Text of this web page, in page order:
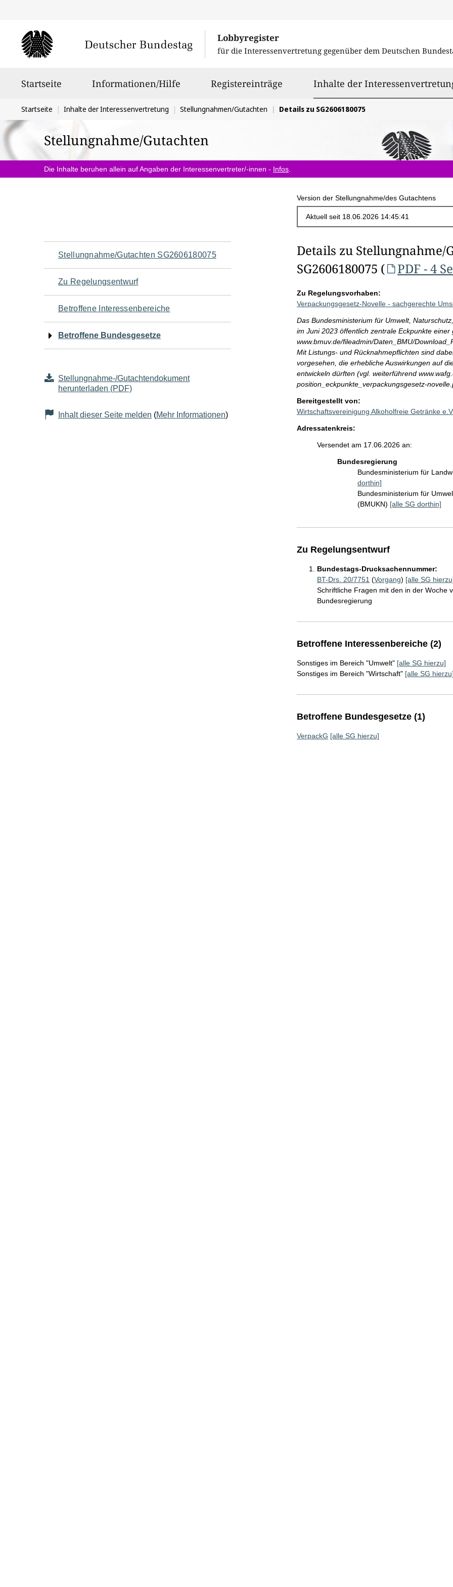
Lobbyregister
für die Interessenvertretung gegenüber dem Deutschen
Startseite Informationen/Hilfe Registereinträge Inhalte der
Sie
befinden
sich
hier:
Startseite Inhalte der Interessenvertretung Stellungnahmen/Gutachten Details zu SG2606180075
Stellungnahme/Gutachten
Die Inhalte beruhen allein auf Angaben der Interessenvertreter/-innen - Infos
Version der Stellungnahme/des Gutachtens
Navigation
für
den
Seiteninhalt
Stellungnahme/Gutachten SG2606180075
Zu Regelungsentwurf
Betroffene Interessenbereiche
Betroffene Bundesgesetze
Stellungnahme-/Gutachtendokument
herunterladen (PDF)
Inhalt dieser Seite melden (Mehr Informationen)
Details zu Stellungnahme/
SG2606180075 (
PDF - 4
Zu Regelungsvorhaben:
Verpackungsgesetz-Novelle - sachgerechte
Das Bundesministerium für Umwelt,
im Juni 2023 öffentlich zentrale Eckpunkte
www.bmuv.de/fileadmin/Daten_BMU/
Mit Listungs- und Rücknahmepflichten sind
vorgesehen, die erhebliche Auswirkungen auf
entwickeln dürften (vgl. weiterführend
position_eckpunkte_verpackungsgesetz-
Bereitgestellt von:
Wirtschaftsvereinigung Alkoholfreie Getränke
Adressatenkreis:
Versendet am 17.06.2026 an:
Bundesregierung
Bundesministerium für
dorthin]
Bundesministerium für
(BMUKN) [alle SG dorthin]
Zu Regelungsentwurf
Bundestags-Drucksachennummer:
BT-Drs. 20/7751 (Vorgang) [alle SG
Schriftliche Fragen mit den in der Woche
Bundesregierung
Betroffene Interessenbereiche (2)
Sonstiges im Bereich "Umwelt" [alle SG hierzu]
Sonstiges im Bereich "Wirtschaft" [alle SG
Betroffene Bundesgesetze (1)
VerpackG [alle SG hierzu]